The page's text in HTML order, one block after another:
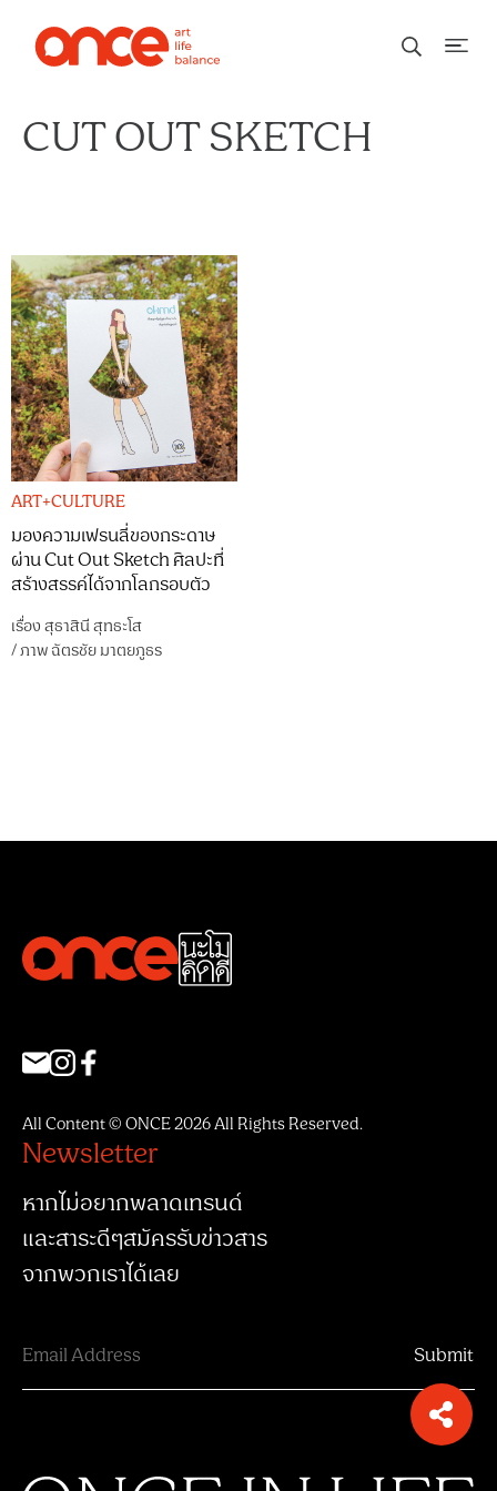
CUT OUT SKETCH
ART+CULTURE
มองความเฟรนลี่ของกระดาษ
ผ่าน Cut Out Sketch ศิลปะที่
สร้างสรรค์ได้จากโลกรอบตัว
เรื่องสุธาสินี สุทธะโส
/ภาพฉัตรชัย มาตยภูธร
All Content © ONCE 2026 All Rights Reserved.
Newsletter
หากไม่อยากพลาดเทรนด์
และสาระดีๆสมัครรับข่าวสาร
จากพวกเราได้เลย